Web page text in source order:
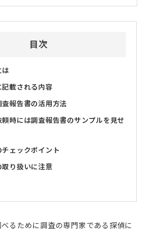
目次
は
載される内容
報告書の活用方法
時には調査報告書のサンプルを見せ
ェックポイント
り扱いに注意
るために調査の専門家である探偵に